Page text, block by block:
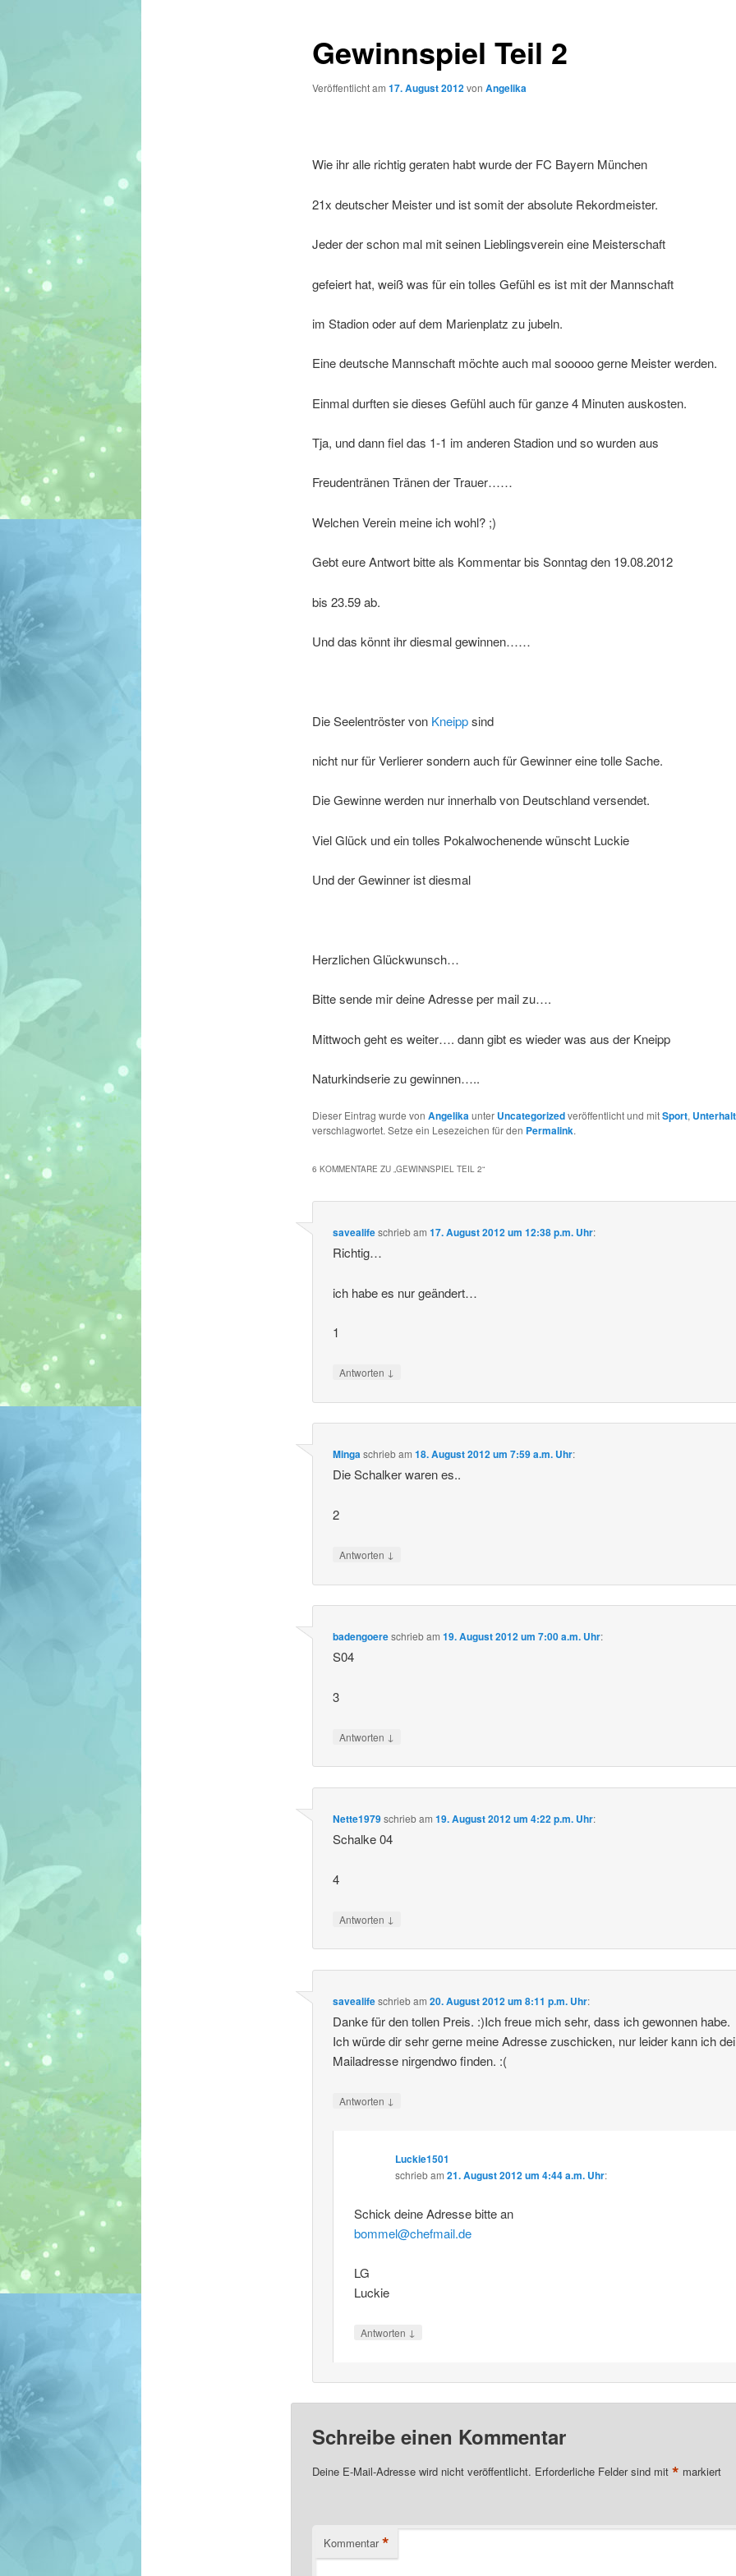
Gewinnspiel Teil 2
Veröffentlicht am 17. August 2012von Angelika
Wie ihr alle richtig geraten habt wurde der FC Bayern München
21x deutscher Meister und ist somit der absolute Rekordmeister.
Jeder der schon mal mit seinen Lieblingsverein eine Meisterschaft
gefeiert hat, weiß was für ein tolles Gefühl es ist mit der Mannschaft
im Stadion oder auf dem Marienplatz zu jubeln.
Eine deutsche Mannschaft möchte auch mal sooooo gerne Meister werden.
Einmal durften sie dieses Gefühl auch für ganze 4 Minuten auskosten.
Tja, und dann fiel das 1-1 im anderen Stadion und so wurden aus
Freudentränen Tränen der Trauer……
Welchen Verein meine ich wohl? ;)
Gebt eure Antwort bitte als Kommentar bis Sonntag den 19.08.2012
bis 23.59 ab.
Und das könnt ihr diesmal gewinnen……
Die Seelentröster von Kneippsind
nicht nur für Verlierer sondern auch für Gewinner eine tolle Sache.
Die Gewinne werden nur innerhalb von Deutschland versendet.
Viel Glück und ein tolles Pokalwochenende wünscht Luckie
Und der Gewinner ist diesmal
Herzlichen Glückwunsch…
Bitte sende mir deine Adresse per mail zu….
Mittwoch geht es weiter…. dann gibt es wieder was aus der Kneipp
Naturkindserie zu gewinnen…..
Dieser Eintrag wurde von Angelikaunter Uncategorizedveröffentlicht und mitSport,
verschlagwortet. Setze ein Lesezeichen für den Permalink.
6 KOMMENTARE ZU „ GEWINNSPIEL TEIL 2“
savealifeschriebam17. August 2012 um 12:38 p.m. Uhr:
Richtig…
ich habe es nur geändert…
1
Antworten ↓
Mingaschriebam18. August 2012 um 7:59 a.m. Uhr:
Die Schalker waren es..
2
Antworten ↓
badengoereschriebam19. August 2012 um 7:00 a.m. Uhr:
S04
3
Antworten ↓
Nette1979schriebam19. August 2012 um 4:22 p.m. Uhr:
Schalke 04
4
Antworten ↓
savealifeschriebam20. August 2012 um 8:11 p.m. Uhr:
Danke für den tollen Preis. :)Ich freue mich sehr, dass ich gewonnen habe.
Ich würde dir sehr gerne meine Adresse zuschicken, nur leider kann ich
Mailadresse nirgendwo finden. :(
Antworten ↓
Luckie1501
schriebam 21. August 2012 um 4:44 a.m. Uhr:
Schick deine Adresse bitte an
bommel@chefmail.de
LG
Luckie
Antworten ↓
Schreibe einen Kommentar
Deine E-Mail-Adresse wird nicht veröffentlicht. Erforderliche Felder sind mit * markiert
Kommentar *